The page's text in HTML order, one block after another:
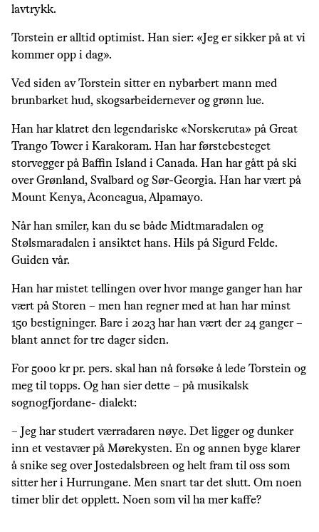
lavtrykk.
Torstein er alltid optimist. Han sier: «Jeg er sikker på at vi
kommer opp i dag».
Ved siden av Torstein sitter en nybarbert mann med
brunbarket hud, skogsarbeidernever og grønn lue.
Han har klatret den legendariske «Norskeruta» på Great
Trango Tower i Karakoram. Han har førstebesteget
storvegger på Baffin Island i Canada. Han har gått på ski
over Grønland, Svalbard og Sør-Georgia. Han har vært på
Mount Kenya, Aconcagua, Alpamayo.
Når han smiler, kan du se både Midtmaradalen og
Stølsmaradalen i ansiktet hans. Hils på Sigurd Felde.
Guiden vår.
Han har mistet tellingen over hvor mange ganger han har
vært på Storen – men han regner med at han har minst
150 bestigninger. Bare i 2023 har han vært der 24 ganger –
blant annet for tre dager siden.
For 5000 kr pr. pers. skal han nå forsøke å lede Torstein og
meg til topps. Og han sier dette – på musikalsk
sognogfjordane- dialekt:
– Jeg har studert værradaren nøye. Det ligger og dunker
inn et vestavær på Mørekysten. En og annen byge klarer
å snike seg over Jostedalsbreen og helt fram til oss som
sitter her i Hurrungane. Men snart tar det slutt. Om noen
timer blir det opplett. Noen som vil ha mer kaffe?